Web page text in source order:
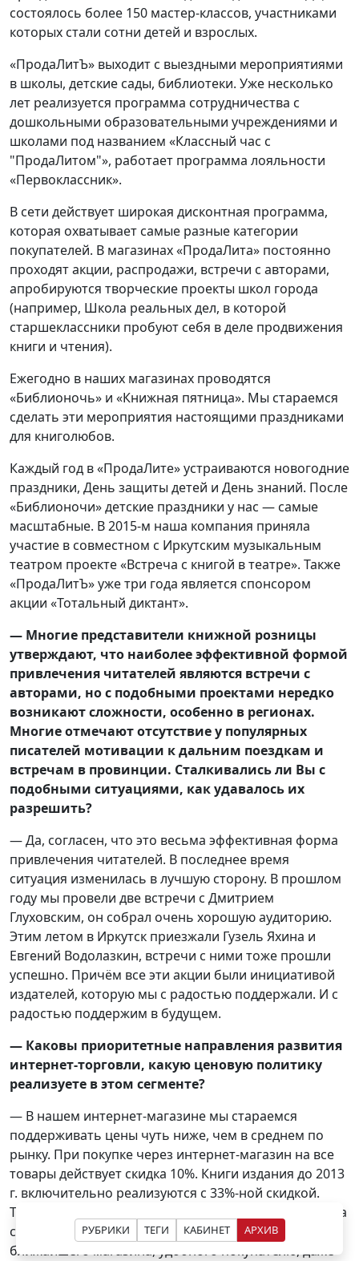
РУБРИКИ ТЕГИ КАБИНЕТ АРХИВ
состоялось более 150 мастер-классов, участниками
которых стали сотни детей и взрослых.
«ПродаЛитЪ» выходит с выездными мероприятиями
в школы, детские сады, библиотеки. Уже несколько
лет реализуется программа сотрудничества с
дошкольными образовательными учреждениями и
школами под названием «Классный час с
"ПродаЛитом"», работает программа лояльности
«Первоклассник».
В сети действует широкая дисконтная программа,
которая охватывает самые разные категории
покупателей. В магазинах «ПродаЛита» постоянно
проходят акции, распродажи, встречи с авторами,
апробируются творческие проекты школ города
(например, Школа реальных дел, в которой
старшеклассники пробуют себя в деле продвижения
книги и чтения).
Ежегодно в наших магазинах проводятся
«Библионочь» и «Книжная пятница». Мы стараемся
сделать эти мероприятия настоящими праздниками
для книголюбов.
Каждый год в «ПродаЛите» устраиваются новогодние
праздники, День защиты детей и День знаний. После
«Библионочи» детские праздники у нас — самые
масштабные. В 2015-м наша компания приняла
участие в совместном с Иркутским музыкальным
театром проекте «Встреча с книгой в театре». Также
«ПродаЛитЪ» уже три года является спонсором
акции «Тотальный диктант».
— Многие представители книжной розницы
утверждают, что наиболее эффективной формой
привлечения читателей являются встречи с
авторами, но с подобными проектами нередко
возникают сложности, особенно в регионах.
Многие отмечают отсутствие у популярных
писателей мотивации к дальним поездкам и
встречам в провинции. Сталкивались ли Вы с
подобными ситуациями, как удавалось их
разрешить?
— Да, согласен, что это весьма эффективная форма
привлечения читателей. В последнее время
ситуация изменилась в лучшую сторону. В прошлом
году мы провели две встречи с Дмитрием
Глуховским, он собрал очень хорошую аудиторию.
Этим летом в Иркутск приезжали Гузель Яхина и
Евгений Водолазкин, встречи с ними тоже прошли
успешно. Причём все эти акции были инициативой
издателей, которую мы с радостью поддержали. И с
радостью поддержим в будущем.
— Каковы приоритетные направления развития
интернет-торговли, какую ценовую политику
реализуете в этом сегменте?
— В нашем интернет-магазине мы стараемся
поддерживать цены чуть ниже, чем в среднем по
рынку. При покупке через интернет-магазин на все
товары действует скидка 10%. Книги издания до 2013
г. включительно реализуются с 33%-ной скидкой.
Также действует бесплатная доставка при покупке на
сумму от 850 рублей. Заказ доставляется до
ближайшего магазина, удобного покупателю, даже